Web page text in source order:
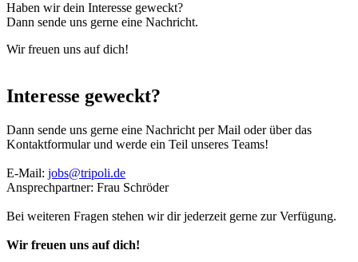
Haben wir dein Interesse geweckt?
Dann sende uns gerne eine Nachricht.
Wir freuen uns auf dich!
Interesse geweckt?
Dann sende uns gerne eine Nachricht per Mail oder über das
Kontaktformular und werde ein Teil unseres Teams!
E-Mail: jobs@tripoli.de
Ansprechpartner: Frau Schröder
Bei weiteren Fragen stehen wir dir jederzeit gerne zur Verfügung.
Wir freuen uns auf dich!